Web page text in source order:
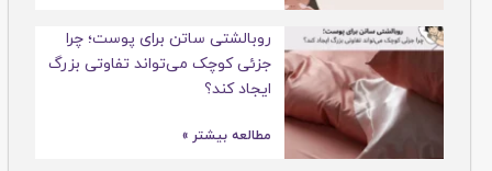
روبالشتی ساتن برای پوست؛ چرا
جزئی کوچک می‌تواند تفاوتی بزرگ
ایجاد کند؟
مطالعه بیشتر »